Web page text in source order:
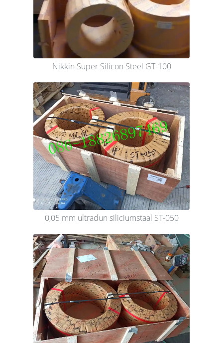
Nikkin Super Silicon Steel GT-100
0,05 mm ultradun siliciumstaal ST-050